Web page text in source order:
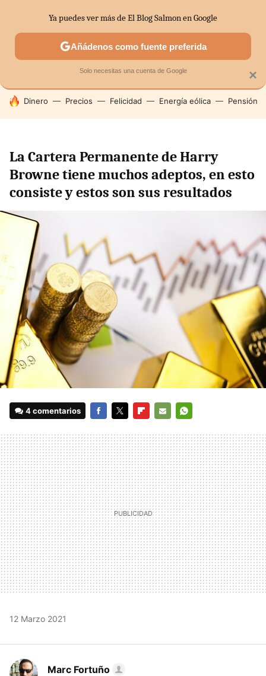
SECTORES ECONOMÍA DOMÉSTICA MERCADOS
HOY SE HABLA DE
Dinero Precios Felicidad Energía eólica Pensión
La Cartera Permanente de Harry
Browne tiene muchos adeptos, en esto
consiste y estos son sus resultados
4 comentarios
MAIL
12 Marzo 2021
Marc Fortuño
×
Ya puedes ver más de El Blog Salmon en Google
Añádenos como fuente preferida
Solo necesitas una cuenta de Google